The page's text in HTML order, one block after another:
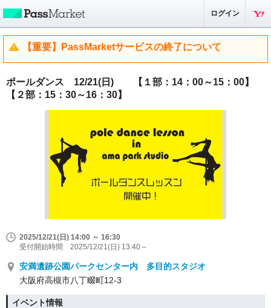
ログイン
【重要】PassMarketサービスの終了について
ポールダンス 12/21(日) 【１部：14：00～15：00】
【２部：15：30～16：30】
2025/12/21(日) 14:00 ～ 16:30
受付開始時間 2025/12/21(日) 13:40～
安満遺跡公園パークセンター内 多目的スタジオ
大阪府高槻市八丁畷町12-3
イベント情報